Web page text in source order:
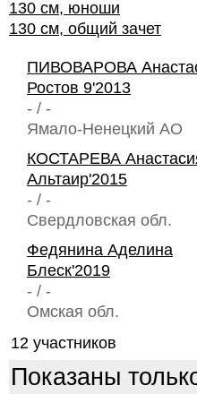
130 см, юноши
130 см, общий зачет
ПИВОВАРОВА
Ростов 9'2013
- / -
Ямало-Ненецкий АО
КОСТАРЕВА
Альтаир'2015
- / -
Свердловская обл.
Федянина Аделина
Блеск'2019
- / -
Омская обл.
12 участников
Показаны